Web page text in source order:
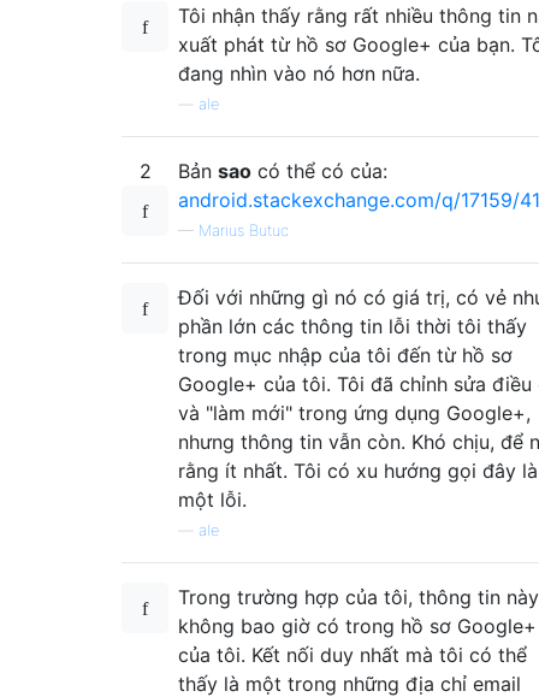
Tôi nhận thấy rằng rất nhiều thông tin
xuất phát từ hồ sơ Google+ của bạn.
đang nhìn vào nó hơn nữa.
ale
2 Bản sao có thể có của:
android.stackexchange.com/q/17159/
— Marius Butuc
Đối với những gì nó có giá trị, có vẻ
phần lớn các thông tin lỗi thời tôi thấy
trong mục nhập của tôi đến từ hồ sơ
Google+ của tôi. Tôi đã chỉnh sửa điều
và "làm mới" trong ứng dụng Google+,
nhưng thông tin vẫn còn. Khó chịu, để
rằng ít nhất. Tôi có xu hướng gọi đây là
một lỗi.
ale
Trong trường hợp của tôi, thông tin này
không bao giờ có trong hồ sơ Google+
của tôi. Kết nối duy nhất mà tôi có thể
thấy là một trong những địa chỉ email